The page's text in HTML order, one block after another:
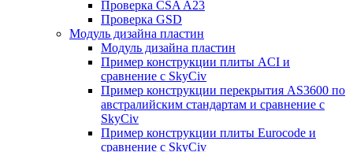
Проверка CSA A23
Проверка GSD
Модуль дизайна пластин
Модуль дизайна пластин
Пример конструкции плиты ACI и
сравнение с SkyCiv
Пример конструкции перекрытия AS3600 по
австралийским стандартам и сравнение с
SkyCiv
Пример конструкции плиты Eurocode и
сравнение с SkyCiv